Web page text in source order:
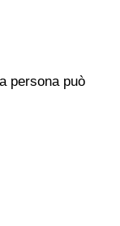
persona può